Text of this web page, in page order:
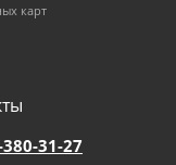
карт
31-27